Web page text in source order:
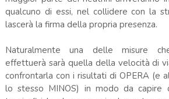
qualcuno di essi, nel collidere con la
lascerà la firma della propria presenza.
Naturalmente una delle misure
effettuerà sarà quella della velocità di
confrontarla con i risultati di OPERA (e
lo stesso MINOS) in modo da capire